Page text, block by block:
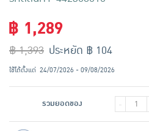
฿ 1,289
฿ 1,393 ประหยัด ฿ 104
ใช้ได้ตั้งแต่ 24/07/2026 - 09/08/2026
รวมยอดของ -